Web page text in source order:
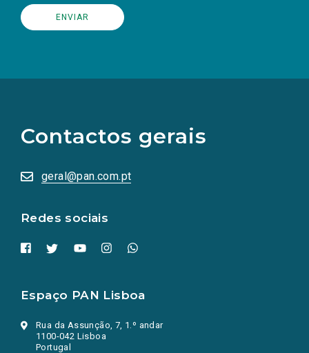
Contactos gerais
geral@pan.com.pt
Redes sociais
redes
sociais
numa
nova
Espaço PAN Lisboa
Rua da Assunção, 7, 1.º andar
1100-042 Lisboa
Portugal